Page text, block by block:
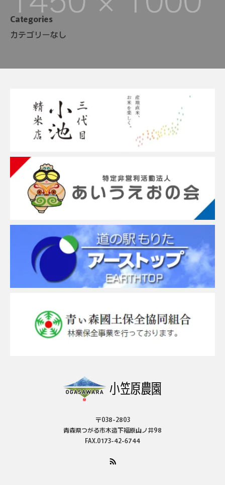
Categories
カテゴリーなし
〒038-2803
青森県つがる市木造下福原山ノ井98
FAX.0173-42-6744